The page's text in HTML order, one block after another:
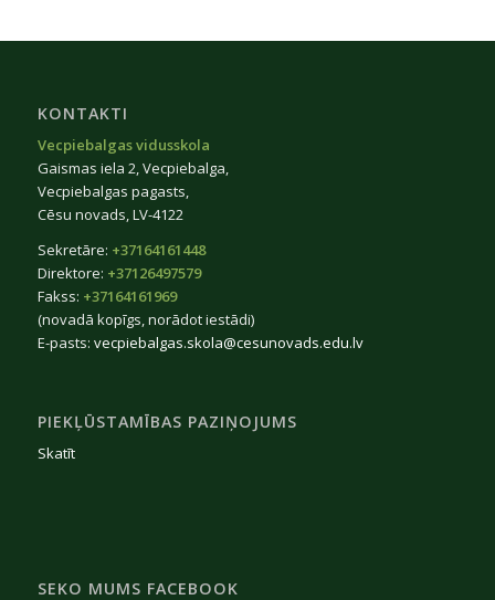
KONTAKTI
Vecpiebalgas vidusskola
Gaismas iela 2, Vecpiebalga,
Vecpiebalgas pagasts,
Cēsu novads, LV-4122
Sekretāre: +37164161448
Direktore: +37126497579
Fakss: +37164161969
(novadā kopīgs, norādot iestādi)
E-pasts: vecpiebalgas.skola@cesunovads.edu.lv
PIEKĻŪSTAMĪBAS PAZIŅOJUMS
Skatīt
SEKO MUMS FACEBOOK